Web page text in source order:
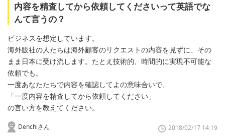
内容を精査してから依頼してくださいって英語でな
んて言うの？
ビジネスを想定しています。
海外販社の人たちは海外顧客のリクエストの内容を見ずに、その
まま日本に受け流します。たとえ技術的、時間的に実現不可能な
依頼でも。
一度あなたたちで内容を確認してよの意味合いで、
「一度内容を精査してから依頼してください」
の言い方を教えてください。
Denchiさん 2018/02/17 14:19